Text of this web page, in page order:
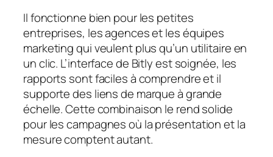
Il fonctionne bien pour les petites
entreprises, les agences et les équipes
marketing qui veulent plus qu’un utilitaire en
un clic. L’interface de Bitly est soignée, les
rapports sont faciles à comprendre et il
supporte des liens de marque à grande
échelle. Cette combinaison le rend solide
pour les campagnes où la présentation et la
mesure comptent autant.